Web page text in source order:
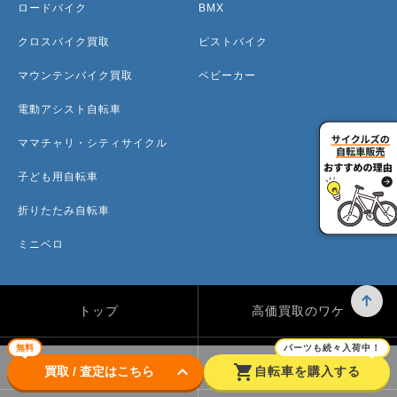
無料
買取 / 査定はこちら keyboard_arrow_down shopping_cart
パーツも続々入荷中！
自転車を購入する
ロードバイク
クロスバイク買取
マウンテンバイク買取
電動アシスト自転車
ママチャリ・シティサイクル
子ども用自転車
折りたたみ自転車
ミニベロ
BMX
ピストバイク
ベビーカー
トップ 高価買取のワケ
買取方法 買取カテゴリー